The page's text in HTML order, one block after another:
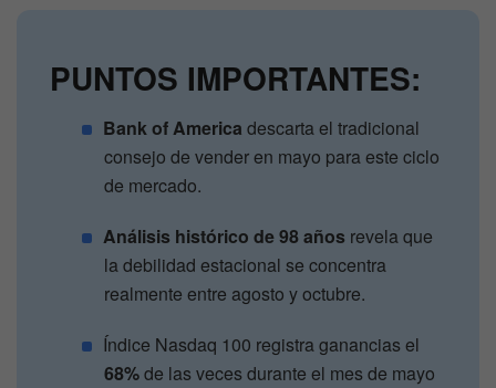
PUNTOS IMPORTANTES:
Bank of America descarta el tradicional
consejo de vender en mayo para este ciclo
de mercado.
Análisis histórico de 98 años revela que
la debilidad estacional se concentra
realmente entre agosto y octubre.
Índice Nasdaq 100 registra ganancias el
68%de las veces durante el mes de mayo